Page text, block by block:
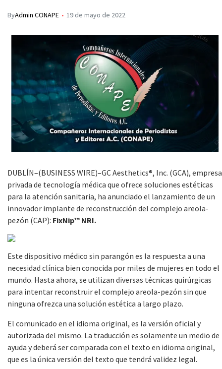
ByAdmin CONAPE 19 de mayo de 2022
DUBLÍN–(BUSINESS WIRE)–GC Aesthetics®, Inc. (GCA), empresa
privada de tecnología médica que ofrece soluciones estéticas
para la atención sanitaria, ha anunciado el lanzamiento de un
innovador implante de reconstrucción del complejo areola-
pezón (CAP): FixNip™ NRI.
Este dispositivo médico sin parangón es la respuesta a una
necesidad clínica bien conocida por miles de mujeres en todo el
mundo. Hasta ahora, se utilizan diversas técnicas quirúrgicas
para intentar reconstruir el complejo areola-pezón sin que
ninguna ofrezca una solución estética a largo plazo.
El comunicado en el idioma original, es la versión oficial y
autorizada del mismo. La traducción es solamente un medio de
ayuda y deberá ser comparada con el texto en idioma original,
que es la única versión del texto que tendrá validez legal.